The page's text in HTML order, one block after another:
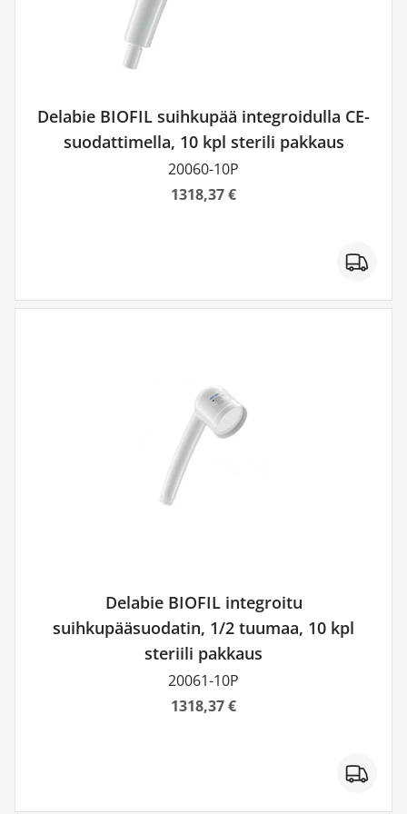
Delabie BIOFIL suihkupää integroidulla CE-
suodattimella, 10 kpl sterili pakkaus
20060-10P
1318,37 €
Delabie BIOFIL integroitu
suihkupääsuodatin, 1/2 tuumaa, 10 kpl
steriili pakkaus
20061-10P
1318,37 €